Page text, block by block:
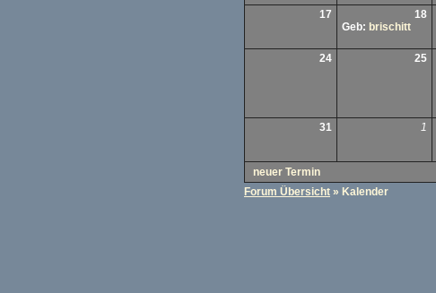
17
18
Geb: brischitt
24 25
31 1
neuer Termin
Forum Übersicht » Kalender